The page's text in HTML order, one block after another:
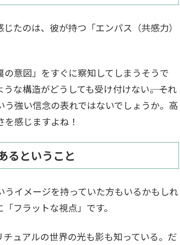
たのは、彼が持つ「エンパス（共感力）
意図」をすぐに察知してしまうそうで
な構造がどうしても受け付けない――。それ
強い信念の表れではないでしょうか。高
感じますよね！
るということ
イメージを持っていた方もいるかもしれ
フラットな視点」です。
ュアルの世界の光も影も知っている。だ